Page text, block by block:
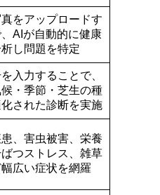
をアップロードす
AIが自動的に健康
し問題を特定
入力することで、
・季節・芝生の種
された診断を実施
、害虫被害、栄養
つストレス、雑草
広い症状を網羅